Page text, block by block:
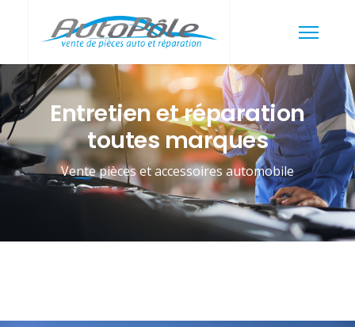
Entretien et réparation
toutes marques
Vente pièces et accessoires automobile